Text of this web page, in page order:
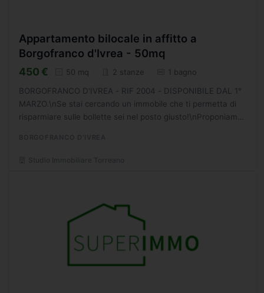
Appartamento bilocale in affitto a
Borgofranco d'Ivrea - 50mq
450 € 50 mq 2 stanze 1 bagno
BORGOFRANCO D'IVREA - RIF 2004 - DISPONIBILE DAL 1°
MARZO.\nSe stai cercando un immobile che ti permetta di
risparmiare sulle bollette sei nel posto giusto!\nProponiamo